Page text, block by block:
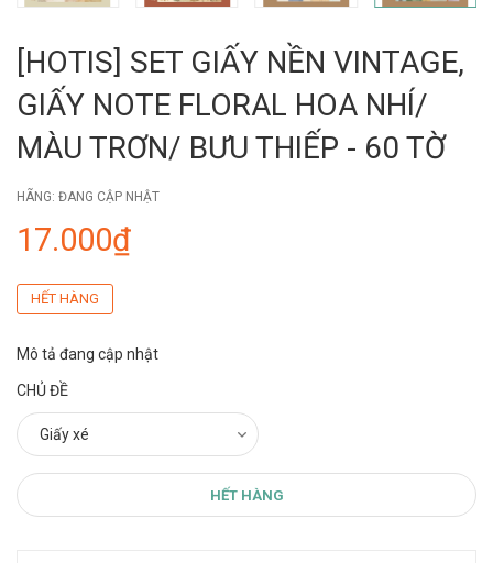
[HOTIS] SET GIẤY NỀN VINTAGE,
GIẤY NOTE FLORAL HOA NHÍ/
MÀU TRƠN/ BƯU THIẾP - 60 TỜ
HÃNG: ĐANG CẬP NHẬT
17.000₫
HẾT HÀNG
Mô tả đang cập nhật
CHỦ ĐỀ
HẾT HÀNG